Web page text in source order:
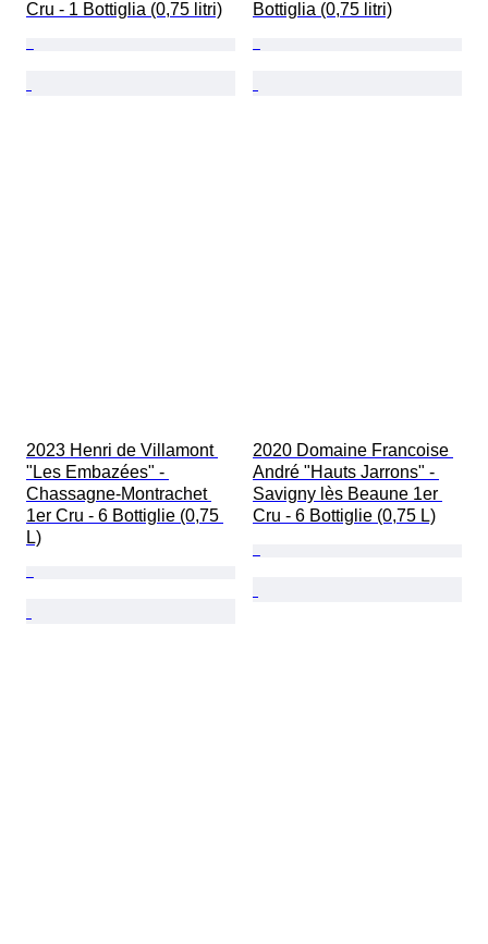
Cru - 1 Bottiglia (0,75 litri) Bottiglia (0,75 litri)
2023 Henri de Villamont
"Les Embazées" -
Chassagne-Montrachet
1er Cru - 6 Bottiglie (0,75
L)
2020 Domaine Francoise
André "Hauts Jarrons" -
Savigny lès Beaune 1er
Cru - 6 Bottiglie (0,75 L)